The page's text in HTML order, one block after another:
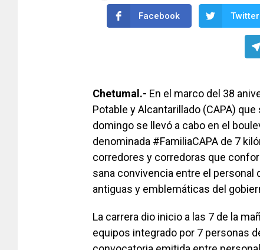
Facebook Twitter
Chetumal.- En el marco del 38
Potable y Alcantarillado (CAPA)
domingo se llevó a cabo en el
denominada #FamiliaCAPA de 7
corredores y corredoras que
sana convivencia entre el personal
antiguas y emblemáticas del
La carrera dio inicio a las 7 de la
equipos integrado por 7 personas